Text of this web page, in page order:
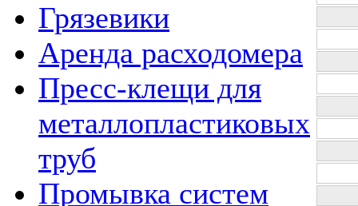
Грязевики
Аренда расходомера
Пресс-клещи для
металлопластиковых
труб
Промывка систем